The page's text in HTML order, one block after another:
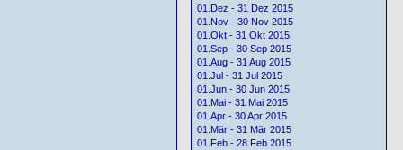
01.Dez - 31 Dez 2015
01.Nov - 30 Nov 2015
01.Okt - 31 Okt 2015
01.Sep - 30 Sep 2015
01.Aug - 31 Aug 2015
01.Jul - 31 Jul 2015
01.Jun - 30 Jun 2015
01.Mai - 31 Mai 2015
01.Apr - 30 Apr 2015
01.Mär - 31 Mär 2015
01.Feb - 28 Feb 2015